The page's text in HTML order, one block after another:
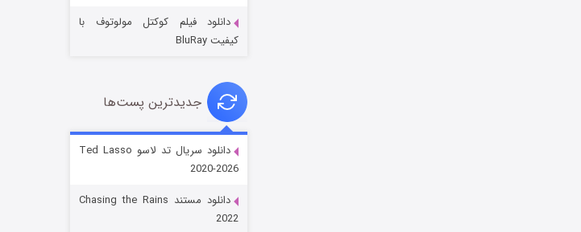
قسمت
دانلود فیلم کوکتل مولوتوف با
کیفیت BluRay
جدیدترین پست‌ها
دانلود سریال تد لاسو Ted Lasso
2020-2026
دانلود مستند Chasing the Rains
2022